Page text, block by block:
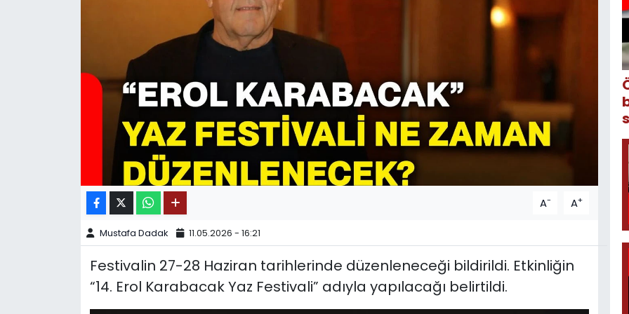
A- A+
Mustafa Dadak 11.05.2026 - 16:21
Festivalin 27-28 Haziran tarihlerinde düzenleneceği bildirildi. Etkinliğin
“14. Erol Karabacak Yaz Festivali” adıyla yapılacağı belirtildi.